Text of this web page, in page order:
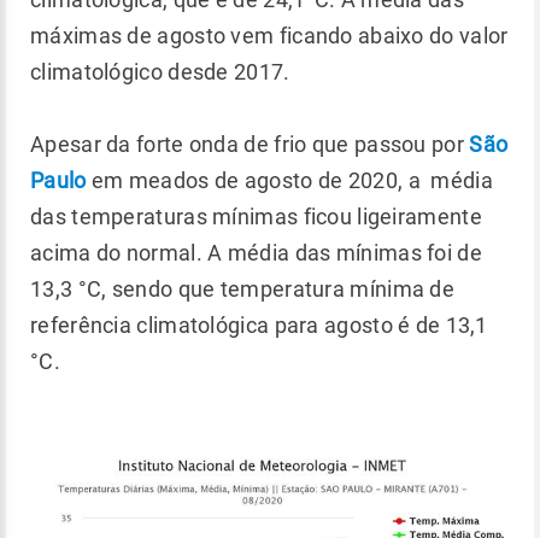
máximas de agosto vem ficando abaixo do valor
climatológico desde 2017.
Apesar da forte onda de frio que passou porSão
Pauloem meados de agosto de 2020, a média
das temperaturas mínimas ficou ligeiramente
acima do normal. A média das mínimas foi de
13,3 °C, sendo que temperatura mínima de
referência climatológica para agosto é de 13,1
°C.